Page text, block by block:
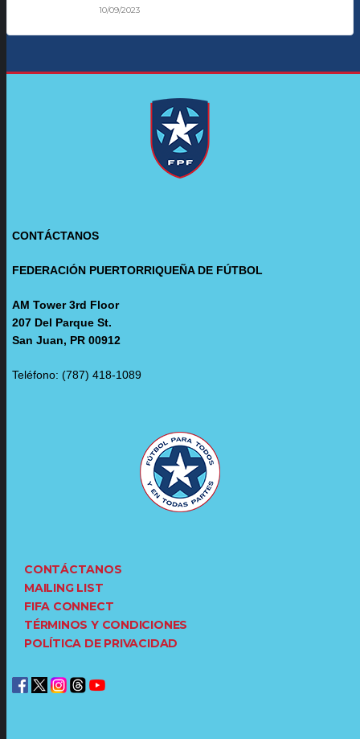
10/09/2023
CONTÁCTANOS
FEDERACIÓN PUERTORRIQUEÑA DE FÚTBOL
AM Tower 3rd Floor
207 Del Parque St.
San Juan, PR 00912
Teléfono: (787) 418-1089
CONTÁCTANOS
MAILING LIST
FIFA CONNECT
TÉRMINOS Y CONDICIONES
POLÍTICA DE PRIVACIDAD